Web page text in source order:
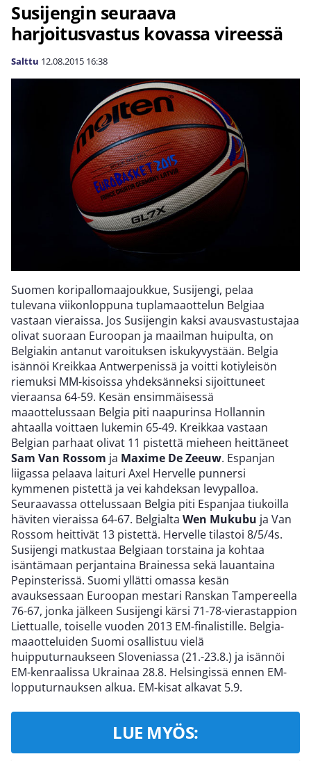
Susijengin seuraava
harjoitusvastus kovassa vireessä
Salttu 12.08.2015 16:38
Suomen koripallomaajoukkue, Susijengi, pelaa
tulevana viikonloppuna tuplamaaottelun Belgiaa
vastaan vieraissa. Jos Susijengin kaksi avausvastustajaa
olivat suoraan Euroopan ja maailman huipulta, on
Belgiakin antanut varoituksen iskukyvystään. Belgia
isännöi Kreikkaa Antwerpenissä ja voitti kotiyleisön
riemuksi MM-kisoissa yhdeksänneksi sijoittuneet
vieraansa 64-59. Kesän ensimmäisessä
maaottelussaan Belgia piti naapurinsa Hollannin
ahtaalla voittaen lukemin 65-49. Kreikkaa vastaan
Belgian parhaat olivat 11 pistettä mieheen heittäneet
Sam Van Rossom ja Maxime De Zeeuw. Espanjan
liigassa pelaava laituri Axel Hervelle punnersi
kymmenen pistettä ja vei kahdeksan levypalloa.
Seuraavassa ottelussaan Belgia piti Espanjaa tiukoilla
häviten vieraissa 64-67. Belgialta Wen Mukubu ja Van
Rossom heittivät 13 pistettä. Hervelle tilastoi 8/5/4s.
Susijengi matkustaa Belgiaan torstaina ja kohtaa
isäntämaan perjantaina Brainessa sekä lauantaina
Pepinsterissä. Suomi yllätti omassa kesän
avauksessaan Euroopan mestari Ranskan Tampereella
76-67, jonka jälkeen Susijengi kärsi 71-78-vierastappion
Liettualle, toiselle vuoden 2013 EM-finalistille. Belgia-
maaotteluiden Suomi osallistuu vielä
huipputurnaukseen Sloveniassa (21.-23.8.) ja isännöi
EM-kenraalissa Ukrainaa 28.8. Helsingissä ennen EM-
lopputurnauksen alkua. EM-kisat alkavat 5.9.
LUE MYÖS: